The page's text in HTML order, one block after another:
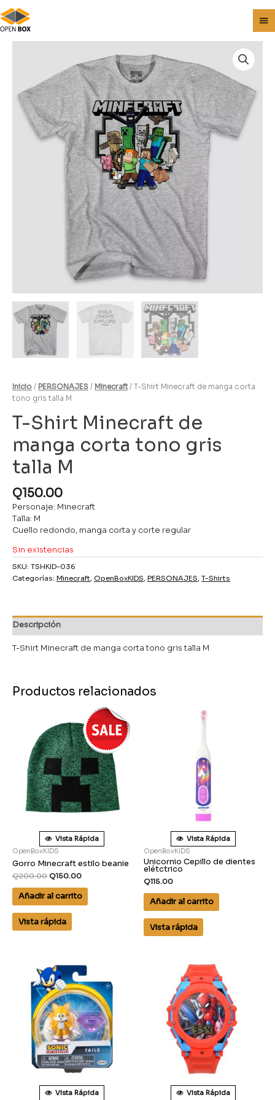
Inicio / PERSONAJES / Minecraft/ T-Shirt Minecraft de manga corta
tono gris talla M
T-Shirt Minecraft de
manga corta tono gris
talla M
Q150.00
Personaje: Minecraft
Talla: M
Cuello redondo, manga corta y corte regular
Sin existencias
SKU: TSHKID-036
Categorías: Minecraft, OpenBoxKIDS, PERSONAJES, T-Shirts
Descripción
T-Shirt Minecraft de manga corta tono gris talla M
Productos relacionados
Vista Rápida
OpenBoxKIDS
Gorro Minecraft estilo beanie
Q200.00 Q150.00
Añadir al carrito
Vista rápida
Vista Rápida
OpenBoxKIDS
Unicornio Cepillo de dientes
elétctrico
Q115.00
Añadir al carrito
Vista rápida
Vista Rápida Vista Rápida